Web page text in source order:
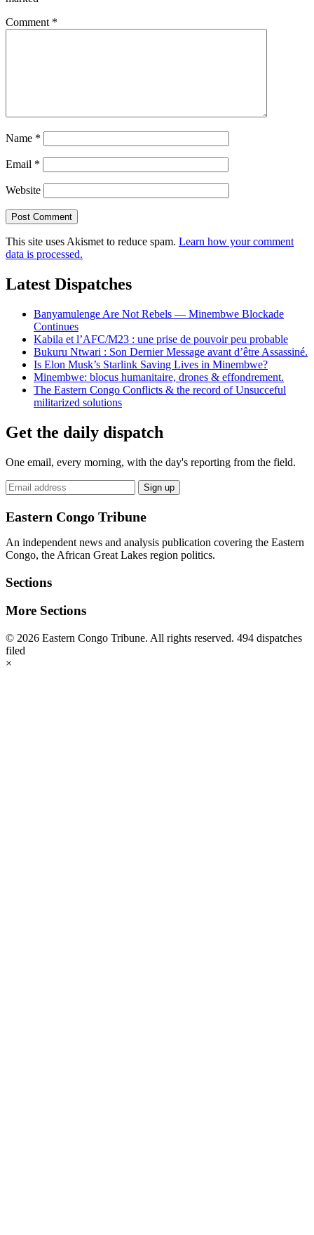
Comment *
Name *
Email *
Website
This site uses Akismet to reduce spam. Learn how your comment
data is processed.
Latest Dispatches
Banyamulenge Are Not Rebels — Minembwe Blockade
Continues
Kabila et l’AFC/M23 : une prise de pouvoir peu probable
Bukuru Ntwari : Son Dernier Message avant d’être Assassiné.
Is Elon Musk’s Starlink Saving Lives in Minembwe?
Minembwe: blocus humanitaire, drones & effondrement.
The Eastern Congo Conflicts & the record of Unsucceful
militarized solutions
Get the daily dispatch
One email, every morning, with the day's reporting from the field.
Email
address
Sign up
Eastern Congo Tribune
An independent news and analysis publication covering the Eastern
Congo, the African Great Lakes region politics.
Sections
More Sections
© 2026 Eastern Congo Tribune. All rights reserved. 494 dispatches
filed
×